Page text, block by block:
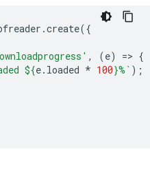
.create({
, (e) => {
${e. loaded * 100}%` );